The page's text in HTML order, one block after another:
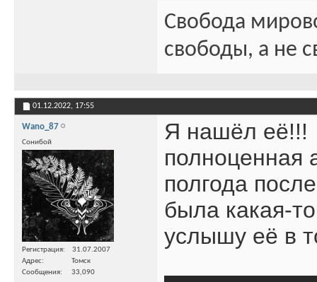
Свобода
свободы, а не
01.12.2022, 17:55
Wano_87
Сонибой
Регистрация
31.07.2007
Адрес
Томск
Сообщения
33,090
Я нашёл её!!!
полноценная
полгода
была какая-
услышу её в